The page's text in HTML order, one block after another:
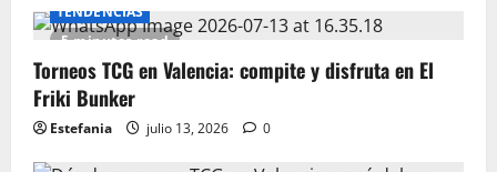
5 minutes read
TENDENCIAS
Torneos TCG en Valencia: compite y disfruta en El
Friki Bunker
Estefania julio 13, 2026 0